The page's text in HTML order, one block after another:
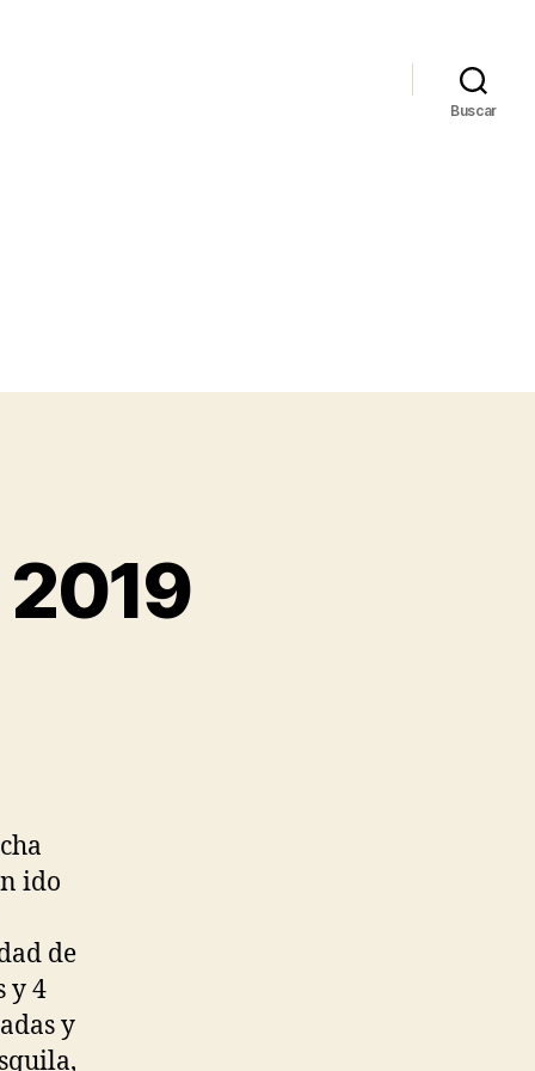
Buscar
ido
de
y 4
y